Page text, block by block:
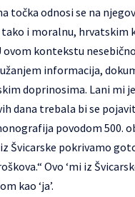
točka odnosi se na
i moralnu, hrvatskim
ovom kontekstu
informacija,
doprinosima. Lani mi
dana trebala bi se
povodom 500.
Švicarske pokrivamo
Ovo ‘mi iz
kao ‘ja’.